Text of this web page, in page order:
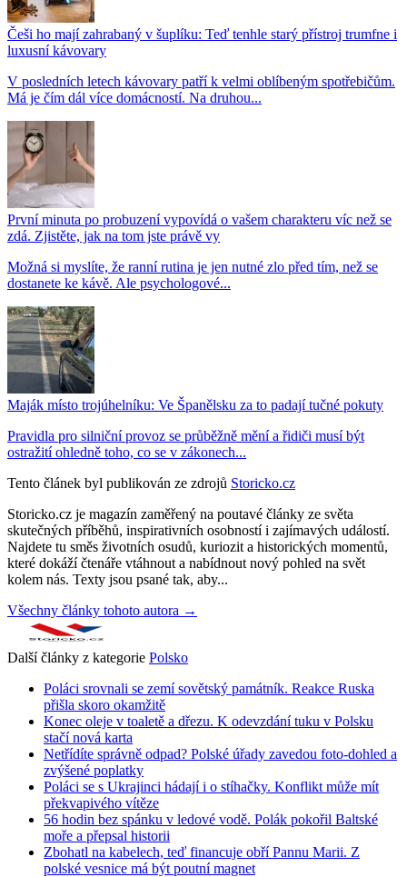
Češi ho mají zahrabaný v šuplíku: Teď tenhle starý přístroj trumfne i
luxusní kávovary
V posledních letech kávovary patří k velmi oblíbeným spotřebičům.
Má je čím dál více domácností. Na druhou...
První minuta po probuzení vypovídá o vašem charakteru víc než se
zdá. Zjistěte, jak na tom jste právě vy
Možná si myslíte, že ranní rutina je jen nutné zlo před tím, než se
dostanete ke kávě. Ale psychologové...
Maják místo trojúhelníku: Ve Španělsku za to padají tučné pokuty
Pravidla pro silniční provoz se průběžně mění a řidiči musí být
ostražití ohledně toho, co se v zákonech...
Tento článek byl publikován ze zdrojů Storicko.cz
Storicko.cz je magazín zaměřený na poutavé články ze světa
skutečných příběhů, inspirativních osobností i zajímavých událostí.
Najdete tu směs životních osudů, kuriozit a historických momentů,
které dokáží čtenáře vtáhnout a nabídnout nový pohled na svět
kolem nás. Texty jsou psané tak, aby...
Všechny články tohoto autora →
Další články z kategorie Polsko
Poláci srovnali se zemí sovětský památník. Reakce Ruska
přišla skoro okamžitě
Konec oleje v toaletě a dřezu. K odevzdání tuku v Polsku
stačí nová karta
Netřídíte správně odpad? Polské úřady zavedou foto-dohled a
zvýšené poplatky
Poláci se s Ukrajinci hádají i o stíhačky. Konflikt může mít
překvapivého vítěze
56 hodin bez spánku v ledové vodě. Polák pokořil Baltské
moře a přepsal historii
Zbohatl na kabelech, teď financuje obří Pannu Marii. Z
polské vesnice má být poutní magnet